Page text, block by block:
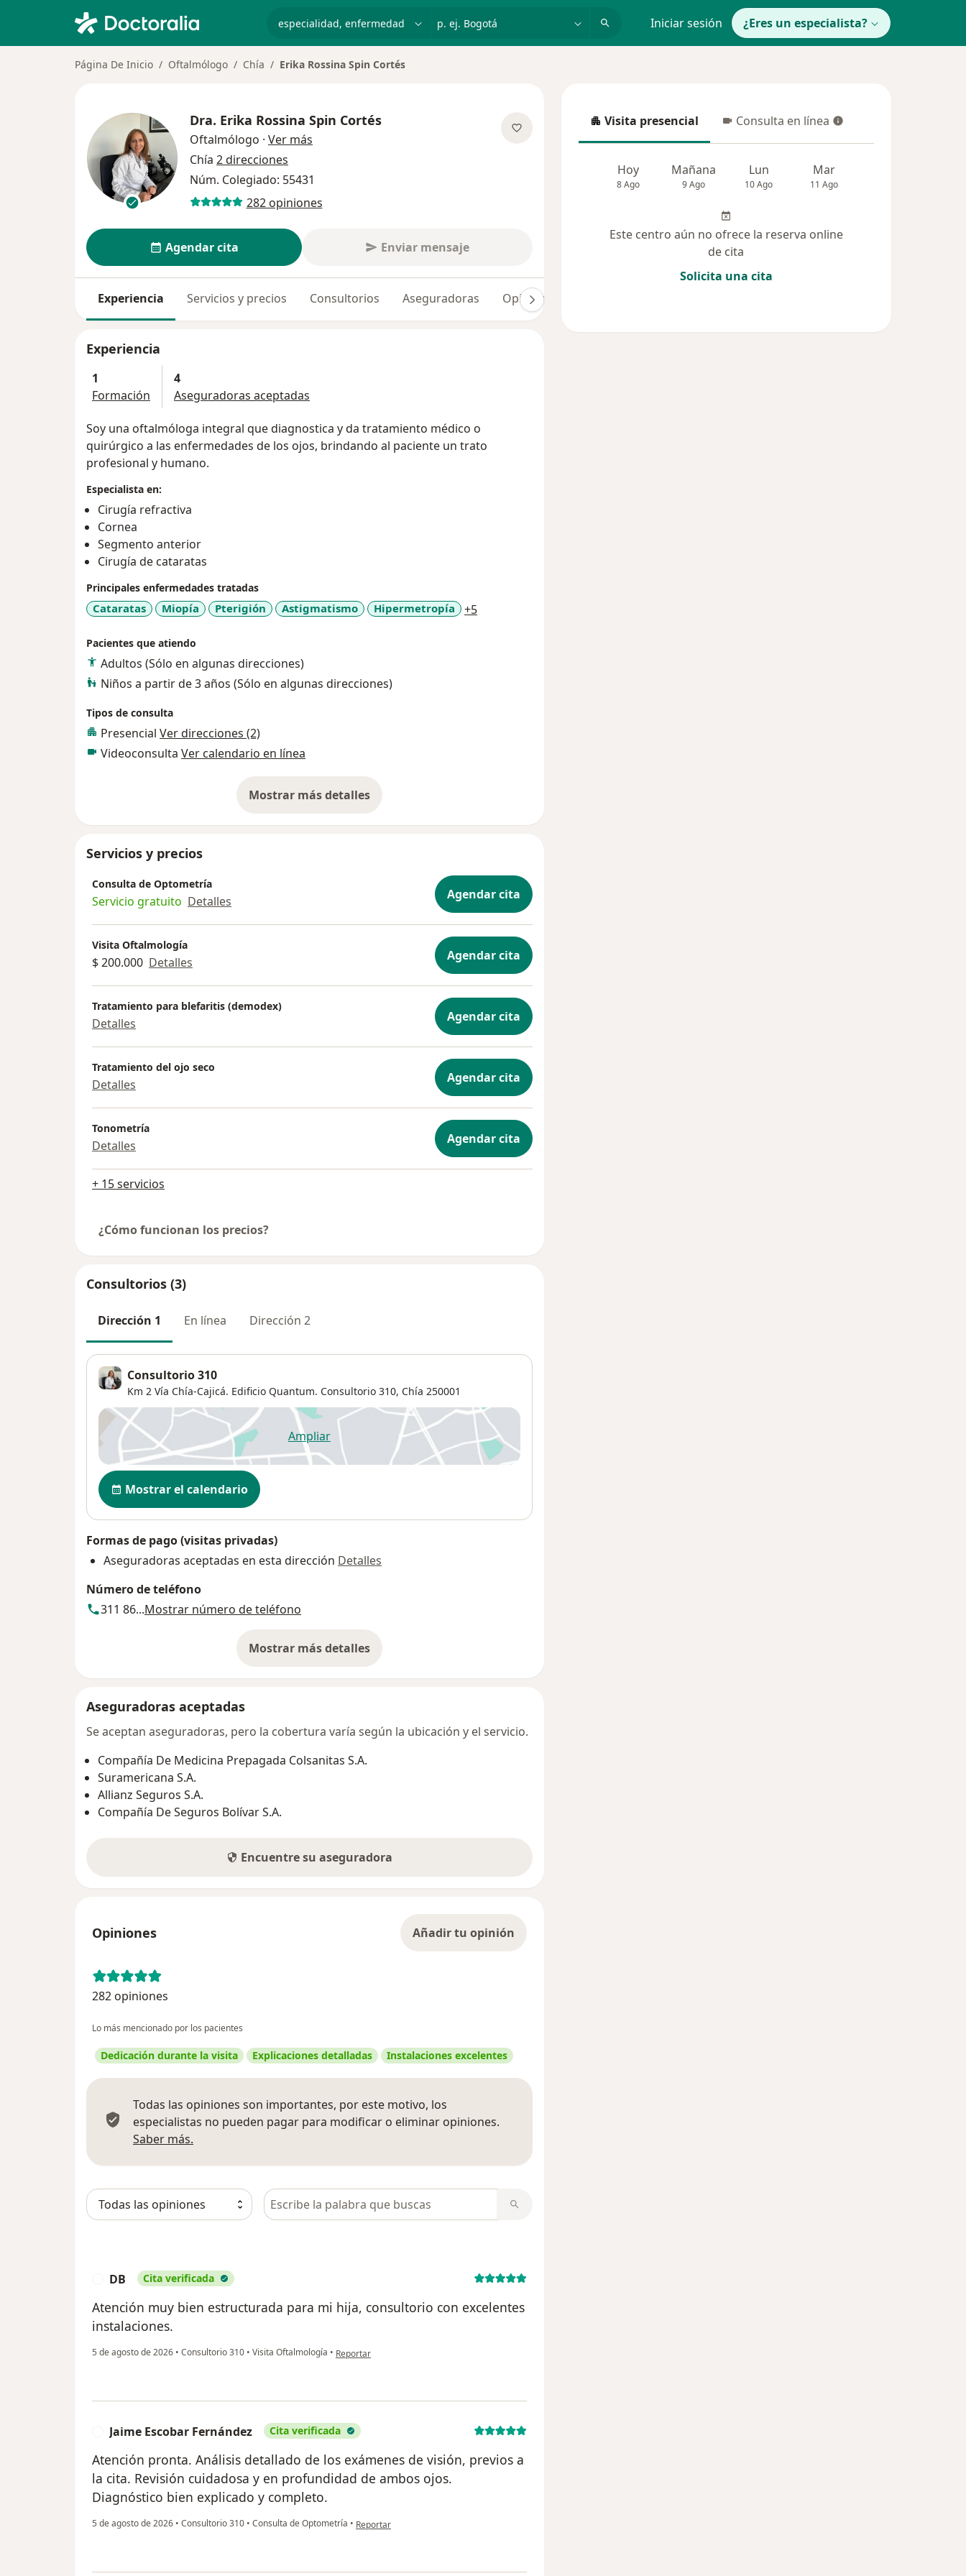
p. ej. Bogotá Iniciar sesión ¿Eres un especialista?
Página De Inicio Oftalmólogo Chía Erika Rossina Spin Cortés
Dra. Erika Rossina Spin Cortés
Oftalmólogo · Ver más
Chía 2 direcciones
Núm. Colegiado: 55431
282 opiniones
Agendar cita Enviar mensaje
Experiencia Servicios y precios Consultorios Aseguradoras Opiniones (282)
Experiencia
1
Formación
4
Aseguradoras aceptadas
Soy una oftalmóloga integral que diagnostica y da tratamiento médico o
quirúrgico a las enfermedades de los ojos, brindando al paciente un trato
profesional y humano.
Especialista en:
Cirugía refractiva
Cornea
Segmento anterior
Cirugía de cataratas
Principales enfermedades tratadas
Cataratas Miopía Pterigión Astigmatismo Hipermetropía +5a11y_sr_more_diseases
Pacientes que atiendo
Adultos (Sólo en algunas direcciones)
Niños a partir de 3 años (Sólo en algunas direcciones)
Tipos de consulta
Presencial Ver direcciones (2)
Videoconsulta Ver calendario en línea
Mostrar más detalles
sobre la experiencia
Servicios y precios
Consulta de Optometría
Servicio gratuito Detalles Agendar cita
Visita Oftalmología
$ 200.000 Detalles Agendar cita
Tratamiento para blefaritis (demodex)
Detalles Agendar cita
Tratamiento del ojo seco
Detalles Agendar cita
Tonometría
Detalles Agendar cita
+ 15 servicios
¿Cómo funcionan los precios?
Consultorios (3)
Dirección 1 En línea Dirección 2
Consultorio 310
Km 2 Vía Chía-Cajicá. Edificio Quantum. Consultorio 310, Chía 250001
Ampliarse abre en una nueva pestaña
Disponibilidad
Mostrar el calendario
Formas de pago (visitas privadas)
Aseguradoras aceptadas en esta dirección Detalles
Número de teléfono
311 86...Mostrar número de teléfono
Mostrar más detalles
sobre la dirección
Aseguradoras aceptadas
Se aceptan aseguradoras, pero la cobertura varía según la ubicación y el servicio.
Compañía De Medicina Prepagada Colsanitas S.A.
Suramericana S.A.
Allianz Seguros S.A.
Compañía De Seguros Bolívar S.A.
Encuentre su aseguradora
Opiniones Añadir tu opinión
282 opiniones
Lo más mencionado por los pacientes
Dedicación durante la visita Explicaciones detalladas Instalaciones excelentes
Todas las opiniones son importantes, por este motivo, los
especialistas no pueden pagar para modificar o eliminar opiniones.
Saber más.
Busca en opiniones
DB Cita verificada
Atención muy bien estructurada para mi hija, consultorio con excelentes
instalaciones.
5 de agosto de 2026 • Consultorio 310 • Visita Oftalmología • en opinión del usuario DB
Reportar
Jaime Escobar Fernández Cita verificada
Atención pronta. Análisis detallado de los exámenes de visión, previos a
la cita. Revisión cuidadosa y en profundidad de ambos ojos.
Diagnóstico bien explicado y completo.
5 de agosto de 2026 • Consultorio 310 • Consulta de Optometría • en opinión del usuario Jaime Escobar Fernández
Reportar
Visita presencial
Visita presencial Consulta en línea
Consulta en línea
Hoy
8 Ago
Mañana
9 Ago
Lun
10 Ago
Mar
11 Ago
Este centro aún no ofrece la reserva online
de cita
Solicita una cita